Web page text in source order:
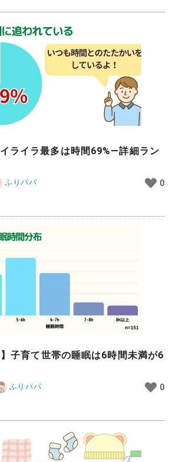
ライラ最多は時間69%—詳細ラン
ふりパパ 0
】子育て世帯の睡眠は6時間未満が6
ふりパパ 0